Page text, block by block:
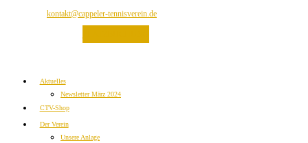
kontakt@cappeler-tennisverein.de
Aktuelles
Newsletter März 2024
CTV-Shop
Der Verein
Unsere Anlage